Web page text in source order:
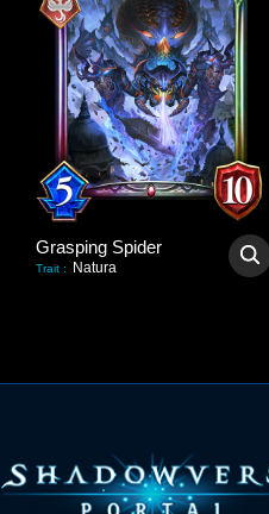
Grasping Spider
Trait : Natura